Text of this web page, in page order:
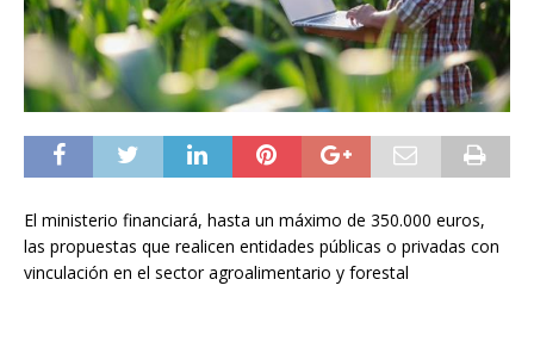
El ministerio financiará, hasta un máximo de 350.000 euros,
las propuestas que realicen entidades públicas o privadas con
vinculación en el sector agroalimentario y forestal